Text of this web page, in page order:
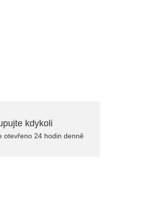
kdykoli
otevřeno 24 hodin denně